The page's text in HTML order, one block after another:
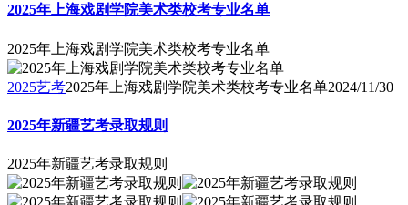
2025年上海戏剧学院美术类校考专业名单
2025年上海戏剧学院美术类校考专业名单
2025艺考2025年上海戏剧学院美术类校考专业名单2024/11/30
2025年新疆艺考录取规则
2025年新疆艺考录取规则